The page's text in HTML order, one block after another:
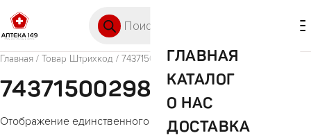
ГЛАВНАЯ
КАТАЛОГ
О НАС
ДОСТАВКА
Главная / Товар Штрихкод / 743715002982
743715002982
Отображение единственного товара